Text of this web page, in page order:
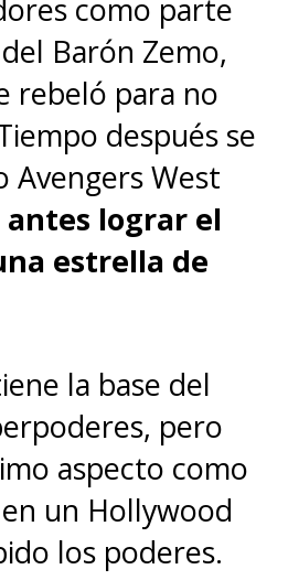
como parte
Barón Zemo,
rebeló para no
después se
Avengers West
antes lograr el
estrella de
la base del
pero
aspecto como
un Hollywood
los poderes.